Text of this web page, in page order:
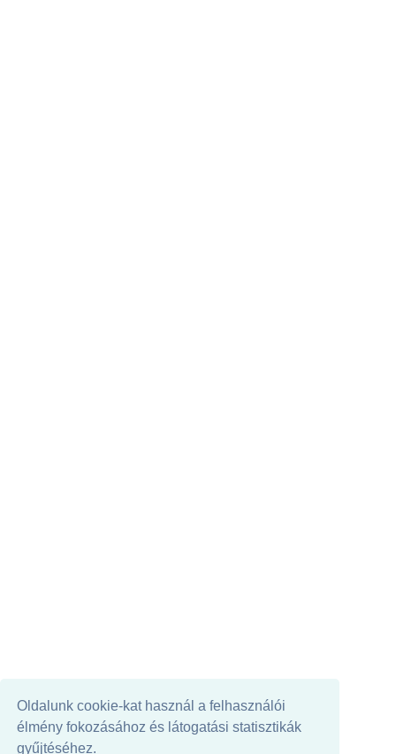
Oldalunk cookie-kat használ a felhasználói
élmény fokozásához és látogatási statisztikák
gyűjtéséhez.